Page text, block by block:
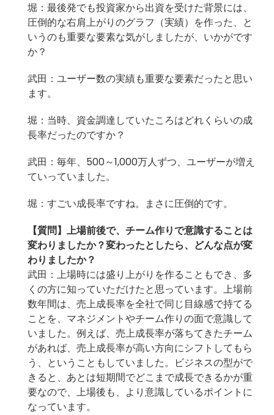
堀：最後発でも投資家から出資を受けた背景には、
圧倒的な右肩上がりのグラフ（実績）を作った、と
いうのも重要な要素な気がしましたが、いかがです
か？
武田：ユーザー数の実績も重要な要素だったと思い
ます。
堀：当時、資金調達していたころはどれくらいの成
長率だったのですか？
武田：毎年、500～1,000万人ずつ、ユーザーが増え
ていっていました。
堀：すごい成長率ですね。まさに圧倒的です。
【質問】 上場前後で、チーム作りで意識することは
変わりましたか？変わったとしたら、どんな点が変
わりましたか？
武田：上場時には盛り上がりを作ることもでき、多
くの方に知っていただけたと思っています。上場前
数年間は、売上成長率を全社で同じ目線感で持てる
ことを、マネジメントやチーム作りの面で意識して
いました。例えば、売上成長率が落ちてきたチーム
があれば、売上成長率が高い方向にシフトしてもら
う、ということもしていました。ビジネスの型がで
きると、あとは短期間でどこまで成長できるかが重
要なので、上場後も、より意識しているポイントに
なっています。